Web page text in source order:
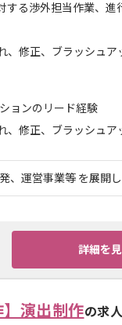
する渉外担当作業、
、修正、ブラッシュア
ョンのリード経験
、修正、ブラッシュア
、運営事業等 を展開
詳細を
】演出制作の求